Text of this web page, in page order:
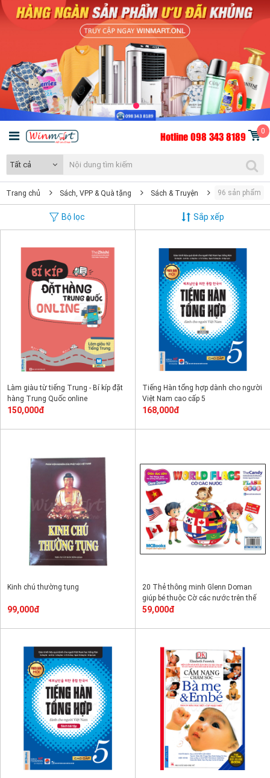
Hotline 098 343 8189 0
Tất cả
Trang chủ Sách, VPP & Quà tặng Sách & Truyện Kiến thức tổng
96 sản phẩm
Bộ lọc Sắp xếp
Làm giàu từ tiếng Trung - Bí kíp đặt
hàng Trung Quốc online
150,000đ
Tiếng Hàn tổng hợp dành cho người
Việt Nam cao cấp 5
168,000đ
Kinh chú thường tụng
99,000đ
20 Thẻ thông minh Glenn Doman
giúp bé thuộc Cờ các nước trên thế
giới
59,000đ